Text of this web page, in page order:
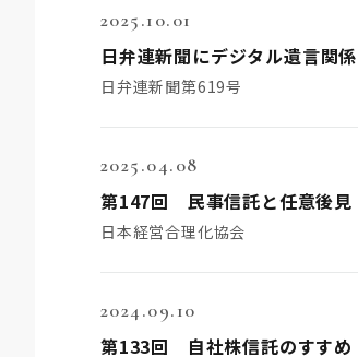
2025.10.01
日弁連新聞にデジタル遺言関
日弁連新聞第619号
2025.04.08
第147回 民事信託と任意後見
日本経営合理化協会
2024.09.10
第133回 自社株信託のすすめ